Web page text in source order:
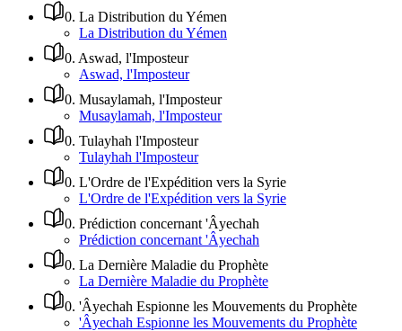
0. La Distribution du Yémen
La Distribution du Yémen
0. Aswad, l'Imposteur
Aswad, l'Imposteur
0. Musaylamah, l'Imposteur
Musaylamah, l'Imposteur
0. Tulayhah l'Imposteur
Tulayhah l'Imposteur
0. L'Ordre de l'Expédition vers la Syrie
L'Ordre de l'Expédition vers la Syrie
0. Prédiction concernant 'Âyechah
Prédiction concernant 'Âyechah
0. La Dernière Maladie du Prophète
La Dernière Maladie du Prophète
0. 'Âyechah Espionne les Mouvements du Prophète
'Âyechah Espionne les Mouvements du Prophète